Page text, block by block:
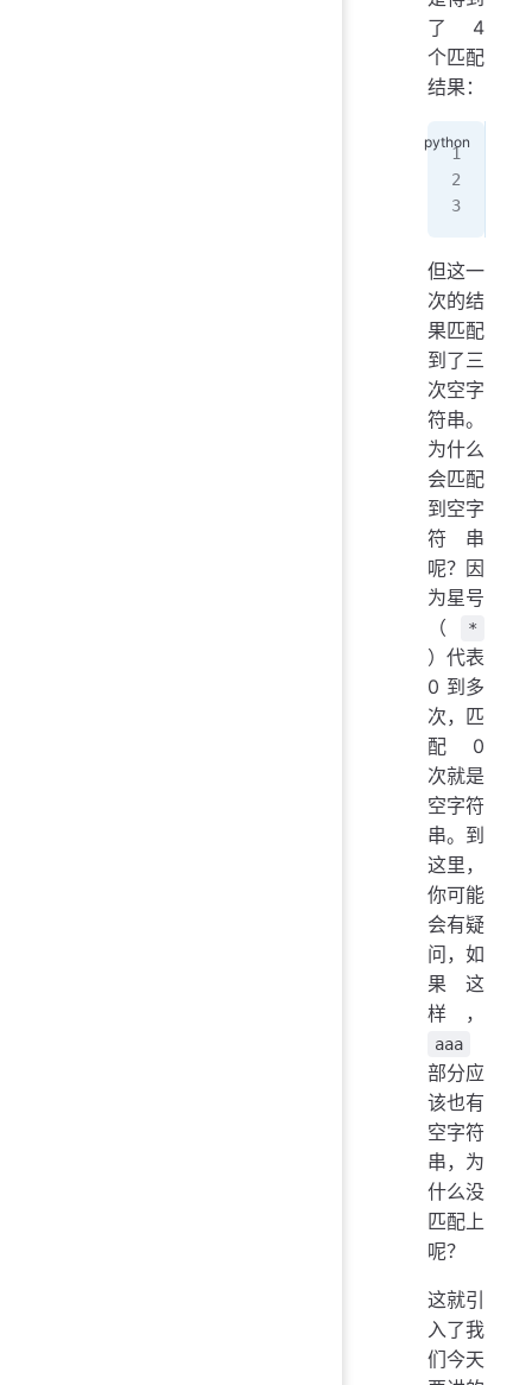
了 4
个匹配
结果：
但这一
次的结
果匹配
到了三
次空字
符串。
为什么
会匹配
到空字
符串
呢？因
为星号
（
*
）代表
0 到多
次，匹
配 0
次就是
空字符
串。到
这里，
你可能
会有疑
问，如
果这
样，
aaa
部分应
该也有
空字符
串，为
什么没
匹配上
呢？
这就引
入了我
们今天